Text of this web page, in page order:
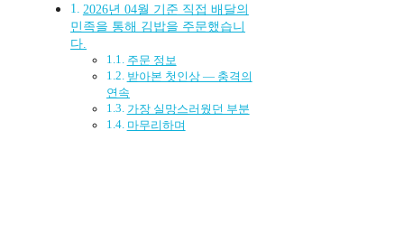
2026년 04월 기준 직접 배달의
민족을 통해 김밥을 주문했습니
다.
주문 정보
받아본 첫인상 — 충격의
연속
가장 실망스러웠던 부분
마무리하며